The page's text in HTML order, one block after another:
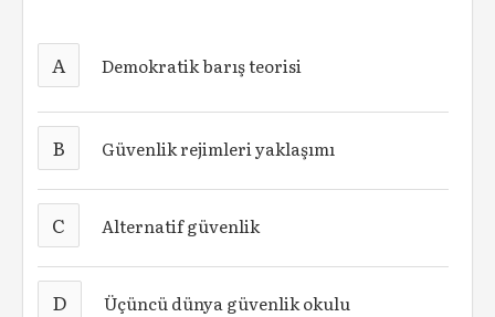
A Demokratik barış teorisi
B Güvenlik rejimleri yaklaşımı
C Alternatif güvenlik
D Üçüncü dünya güvenlik okulu